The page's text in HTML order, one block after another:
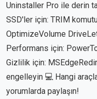
Uninstaller Pro ile derin
SSD'ler için: TRIM
OptimizeVolume
Performans için:
Gizlilik için:
engelleyin 💻 Hangi
yorumlarda paylaşın!